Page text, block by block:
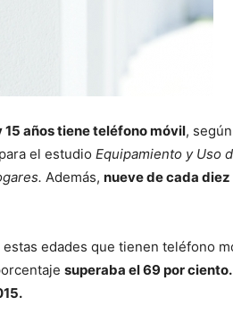
15 años tiene teléfono móvil,
el estudio Equipamiento y Uso
Además, nueve de cada diez
edades que tienen teléfono
superaba el 69 por ciento.